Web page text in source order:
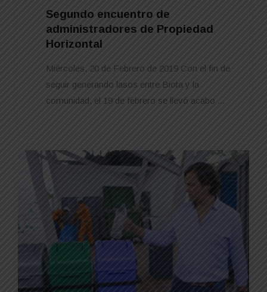
Segundo encuentro de
administradores de Propiedad
Horizontal
Miércoles, 20 de Febrero de 2019 Con el fin de
seguir generando lasos entre Biota y la
comunidad, el 19 de febrero se llevó acabo ...